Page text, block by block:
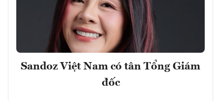
Sandoz Việt Nam có tân Tổng Giám
đốc